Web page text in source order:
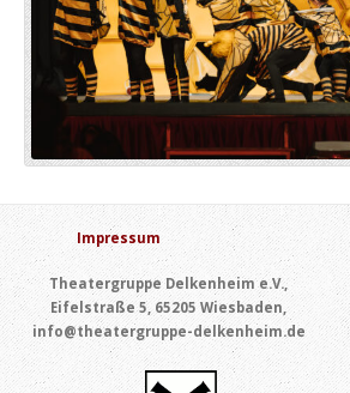
Impressum
Theatergruppe Delkenheim e.V.,
Eifelstraße 5, 65205 Wiesbaden,
info@theatergruppe-delkenheim.de